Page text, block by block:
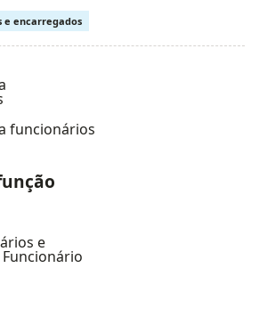
e encarregados
ー
funcionários
e